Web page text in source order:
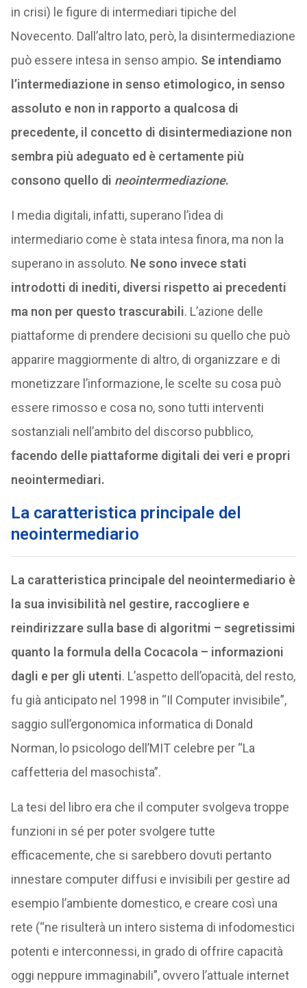
in crisi) le figure di intermediari tipiche del
Novecento. Dall’altro lato, però, la disintermediazione
può essere intesa in senso ampio. Se intendiamo
l’intermediazione in senso etimologico, in senso
assoluto e non in rapporto a qualcosa di
precedente, il concetto di disintermediazione non
sembra più adeguato ed è certamente più
consono quello di neointermediazione.
I media digitali, infatti, superano l’idea di
intermediario come è stata intesa finora, ma non la
superano in assoluto. Ne sono invece stati
introdotti di inediti, diversi rispetto ai precedenti
ma non per questo trascurabili. L’azione delle
piattaforme di prendere decisioni su quello che può
apparire maggiormente di altro, di organizzare e di
monetizzare l’informazione, le scelte su cosa può
essere rimosso e cosa no, sono tutti interventi
sostanziali nell’ambito del discorso pubblico,
facendo delle piattaforme digitali dei veri e propri
neointermediari.
La caratteristica principale del
neointermediario
La caratteristica principale del neointermediario è
la sua invisibilità nel gestire, raccogliere e
reindirizzare sulla base di algoritmi – segretissimi
quanto la formula della Cocacola – informazioni
dagli e per gli utenti. L’aspetto dell’opacità, del resto,
fu già anticipato nel 1998 in “Il Computer invisibile”,
saggio sull’ergonomica informatica di Donald
Norman, lo psicologo dell’MIT celebre per “La
caffetteria del masochista”.
La tesi del libro era che il computer svolgeva troppe
funzioni in sé per poter svolgere tutte
efficacemente, che si sarebbero dovuti pertanto
innestare computer diffusi e invisibili per gestire ad
esempio l’ambiente domestico, e creare così una
rete (“ne risulterà un intero sistema di infodomestici
potenti e interconnessi, in grado di offrire capacità
oggi neppure immaginabili”, ovvero l’attuale internet